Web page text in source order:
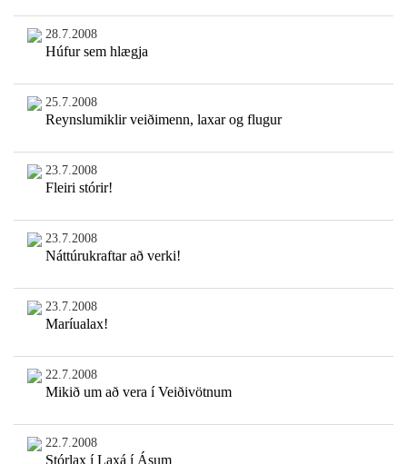
28.7.2008
Húfur sem hlægja
25.7.2008
Reynslumiklir veiðimenn, laxar og flugur
23.7.2008
Fleiri stórir!
23.7.2008
Náttúrukraftar að verki!
23.7.2008
Maríualax!
22.7.2008
Mikið um að vera í Veiðivötnum
22.7.2008
Stórlax í Laxá í Ásum